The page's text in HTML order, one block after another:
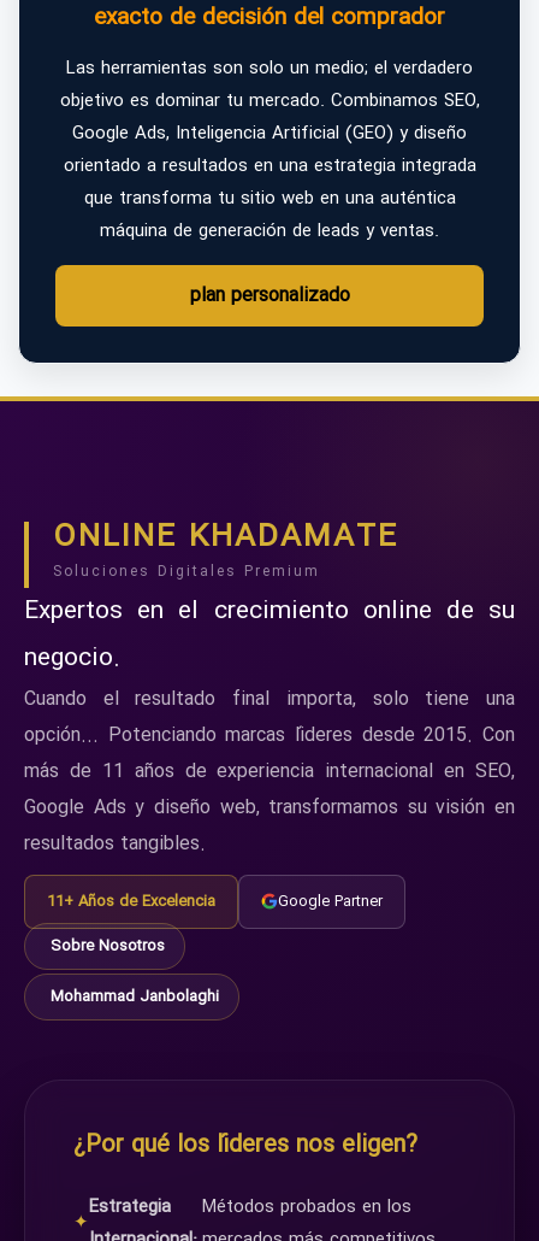
exacto de decisión del comprador
Las herramientas son solo un medio; el verdadero
objetivo es dominar tu mercado. Combinamos SEO,
Google Ads, Inteligencia Artificial (GEO) y diseño
orientado a resultados en una estrategia integrada
que transforma tu sitio web en una auténtica
máquina de generación de leads y ventas.
plan personalizado
ONLINE KHADAMATE
Soluciones Digitales Premium
Expertos en el crecimiento online de su
negocio.
Cuando el resultado final importa, solo tiene una
opción... Potenciando marcas líderes desde 2015. Con
más de 11 años de experiencia internacional en SEO,
Google Ads y diseño web, transformamos su visión en
resultados tangibles.
11+ Años de Excelencia
Google Partner
Sobre Nosotros
Mohammad Janbolaghi
¿Por qué los líderes nos eligen?
✦
Estrategia
Métodos probados en los